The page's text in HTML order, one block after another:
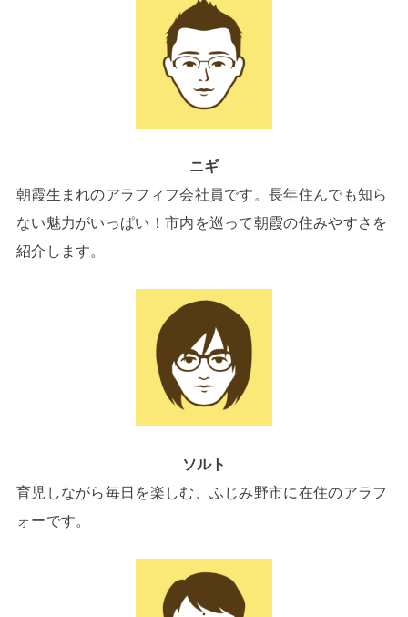
ニギ
朝霞生まれのアラフィフ会社員です。長年住んでも知ら
ない魅力がいっぱい！市内を巡って朝霞の住みやすさを
紹介します。
ソルト
育児しながら毎日を楽しむ、ふじみ野市に在住のアラフ
ォーです。